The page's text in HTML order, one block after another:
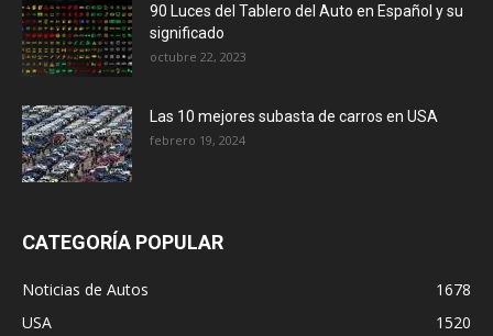
90 Luces del Tablero del Auto en Español y su
significado
octubre 22, 2023
Las 10 mejores subasta de carros en USA
febrero 19, 2024
CATEGORÍA POPULAR
Noticias de Autos
1678
USA
1520